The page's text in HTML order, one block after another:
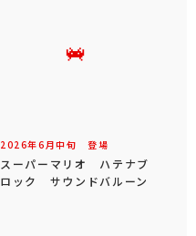
2026年6 月中旬 登場
スーパーマリオ ハテナブ
ロック サウンドバルーン